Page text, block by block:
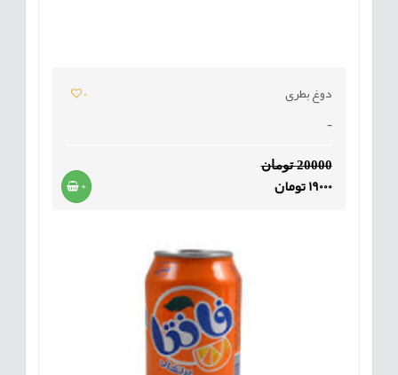
دوغ بطری
0
-
20000 تومان
19000 تومان +